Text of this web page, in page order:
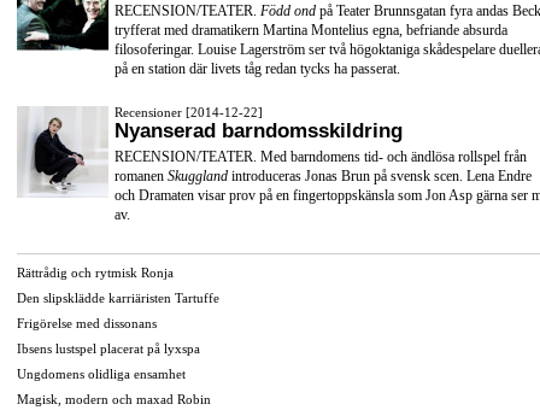
RECENSION/TEATER. Född ond på Teater Brunnsgatan fyra andas
tryfferat med dramatikern Martina Montelius egna, befriande absurda
filosoferingar. Louise Lagerström ser två högoktaniga skådespelare
på en station där livets tåg redan tycks ha passerat.
Recensioner [2014-12-22]
Nyanserad barndomsskildring
RECENSION/TEATER. Med barndomens tid- och ändlösa rollspel från
romanen Skuggland introduceras Jonas Brun på svensk scen. Lena Endre
och Dramaten visar prov på en fingertoppskänsla som Jon Asp gärna ser
av.
Rättrådig och rytmisk Ronja
Den slipsklädde karriäristen Tartuffe
Frigörelse med dissonans
Ibsens lustspel placerat på lyxspa
Ungdomens olidliga ensamhet
Magisk, modern och maxad Robin